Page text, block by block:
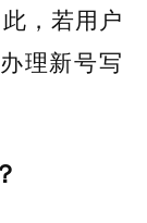
，若用户
理新号写